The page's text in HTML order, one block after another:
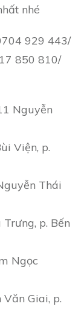
nhé
929 443/
850 810/
Nguyễn
Viện, p.
Thái
p. Bến
Ngọc
Giai, p.